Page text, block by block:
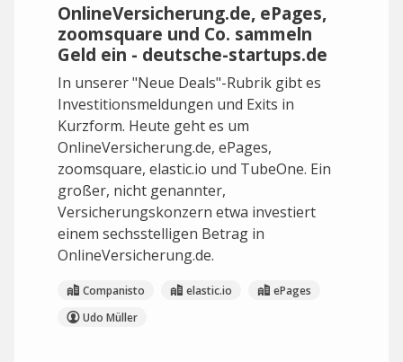
OnlineVersicherung.de, ePages,
zoomsquare und Co. sammeln
Geld ein - deutsche-startups.de
In unserer "Neue Deals"-Rubrik gibt es
Investitionsmeldungen und Exits in
Kurzform. Heute geht es um
OnlineVersicherung.de, ePages,
zoomsquare, elastic.io und TubeOne. Ein
großer, nicht genannter,
Versicherungskonzern etwa investiert
einem sechsstelligen Betrag in
OnlineVersicherung.de.
Companisto elastic.io
ePages
Udo Müller